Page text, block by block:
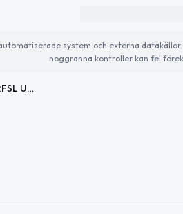
system och externa
noggranna kontroller kan fel
Shared Reading med RFSL Ungdom